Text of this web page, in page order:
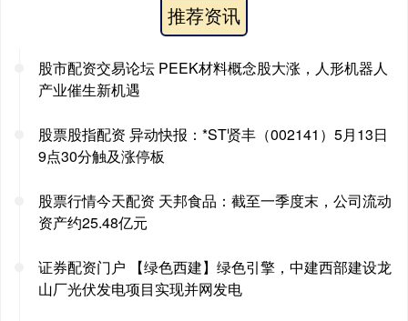
推荐资讯
股市配资交易论坛 PEEK材料概念股大涨，人形机器人
产业催生新机遇
股票股指配资 异动快报：*ST贤丰（002141）5月13日
9点30分触及涨停板
股票行情今天配资 天邦食品：截至一季度末，公司流动
资产约25.48亿元
证券配资门户 【绿色西建】绿色引擎，中建西部建设龙
山厂光伏发电项目实现并网发电